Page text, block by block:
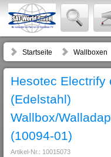
Startseite Wallboxen
Hesotec Electrify
(Edelstahl)
Wallbox/
(10094-01)
Artikel-Nr.: 10015073